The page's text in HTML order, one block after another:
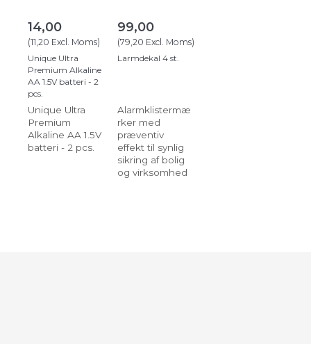
14,00
(11,20 Excl. Moms)
Unique Ultra
Premium Alkaline
AA 1.5V batteri - 2
pcs.
Unique Ultra
Premium
Alkaline AA 1.5V
batteri - 2 pcs.
99,00
(79,20 Excl. Moms)
Larmdekal 4 st.
Alarmklistermæ
rker med
præventiv
effekt til synlig
sikring af bolig
og virksomhed